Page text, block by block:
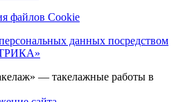
файлов Cookie
данных посредством
— такелажные работы в